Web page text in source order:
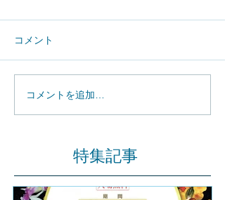
コメント
コメントを追加…
特集記事